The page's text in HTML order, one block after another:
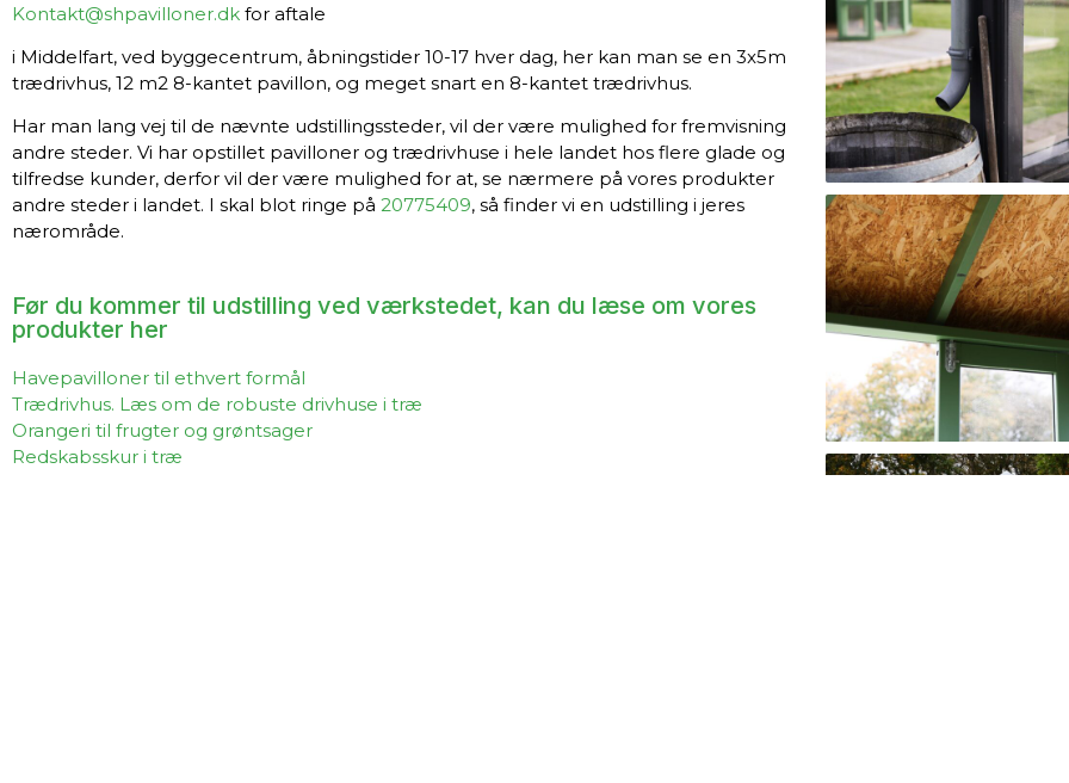
Kontakt@shpavilloner.dk for aftale
i Middelfart, ved byggecentrum, åbningstider 10-17 hver dag, her kan man se en 3x5m
trædrivhus, 12 m2 8-kantet pavillon, og meget snart en 8-kantet trædrivhus.
Har man lang vej til de nævnte udstillingssteder, vil der være mulighed for fremvisning
andre steder. Vi har opstillet pavilloner og trædrivhuse i hele landet hos flere glade og
tilfredse kunder, derfor vil der være mulighed for at, se nærmere på vores produkter
andre steder i landet. I skal blot ringe på 20775409, så finder vi en udstilling i jeres
nærområde.
Før du kommer til udstilling ved værkstedet, kan du læse om vores
produkter her
Havepavilloner til ethvert formål
Trædrivhus. Læs om de robuste drivhuse i træ
Orangeri til frugter og grøntsager
Redskabsskur i træ